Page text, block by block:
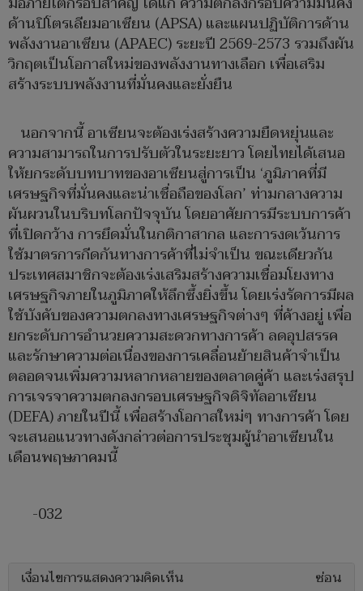
ด้านปิโตรเลียมอาเซียน (APSA) และแผนปฏิบัติการด้าน
พลังงานอาเซียน (APAEC) ระยะปี 2569-2573 รวมถึงผัน
วิกฤตเป็นโอกาสใหม่ของพลังงานทางเลือก เพื่อเสริม
สร้างระบบพลังงานที่มั่นคงและยั่งยืน
นอกจากนี้ อาเซียนจะต้องเร่งสร้างความยืดหยุ่นและ
ความสามารถในการปรับตัวในระยะยาว โดยไทยได้เสนอ
ให้ยกระดับบทบาทของอาเซียนสู่การเป็น ‘ภูมิภาคที่มี
เศรษฐกิจที่มั่นคงและน่าเชื่อถือของโลก’ ท่ามกลางความ
ผันผวนในบริบทโลกปัจจุบัน โดยอาศัยการมีระบบการค้า
ที่เปิดกว้าง การยึดมั่นในกติกาสากล และการงดเว้นการ
ใช้มาตรการกีดกันทางการค้าที่ไม่จำเป็น ขณะเดียวกัน
ประเทศสมาชิกจะต้องเร่งเสริมสร้างความเชื่อมโยงทาง
เศรษฐกิจภายในภูมิภาคให้ลึกซึ้งยิ่งขึ้น โดยเร่งรัดการมีผล
ใช้บังคับของความตกลงทางเศรษฐกิจต่างๆ ที่ค้างอยู่ เพื่อ
ยกระดับการอำนวยความสะดวกทางการค้า ลดอุปสรรค
และรักษาความต่อเนื่องของการเคลื่อนย้ายสินค้าจำเป็น
ตลอดจนเพิ่มความหลากหลายของตลาดคู่ค้า และเร่งสรุป
การเจรจาความตกลงกรอบเศรษฐกิจดิจิทัลอาเซียน
(DEFA) ภายในปีนี้ เพื่อสร้างโอกาสใหม่ๆ ทางการค้า โดย
จะเสนอแนวทางดังกล่าวต่อการประชุมผู้นำอาเซียนใน
เดือนพฤษภาคมนี้
-032
เงื่อนไขการแสดงความคิดเห็น ซ่อน